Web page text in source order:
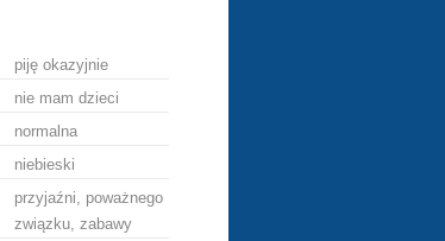
piję okazyjnie
nie mam dzieci
normalna
niebieski
przyjaźni, poważnego
związku, zabawy